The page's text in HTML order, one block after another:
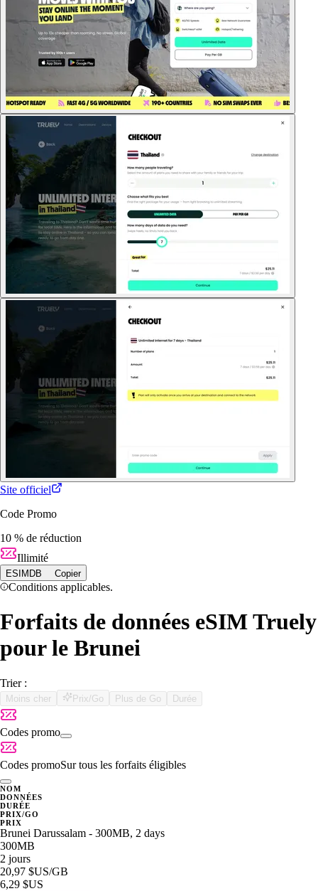
Site officiel
Code Promo
10 % de réduction
Illimité
ESIMDB Copier
Conditions applicables.
Forfaits de données eSIM Truely
pour le Brunei
Trier :
Moins cher Prix/Go Plus de Go Durée
Codes promo
Codes promoSur tous les forfaits éligibles
NOM
DONNÉES
DURÉE
PRIX/GO
PRIX
Brunei Darussalam - 300MB, 2 days
300MB
2 jours
20,97 $US/GB
6,29 $US